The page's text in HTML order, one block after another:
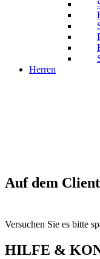
Herren
Auf dem
Versuchen Sie es bitte
HILFE &